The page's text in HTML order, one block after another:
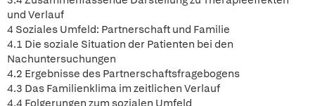
und Verlauf
4 Soziales Umfeld: Partnerschaft und Familie
4.1 Die soziale Situation der Patienten bei den
Nachuntersuchungen
4.2 Ergebnisse des Partnerschaftsfragebogens
4.3 Das Familienklima im zeitlichen Verlauf
4.4 Folgerungen zum sozialen Umfeld